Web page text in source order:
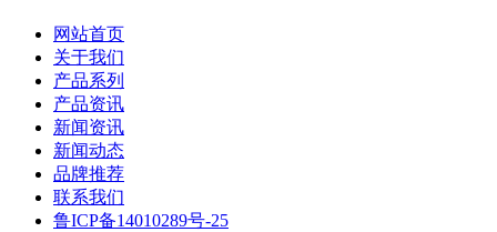
网站首页
关于我们
产品系列
产品资讯
新闻资讯
新闻动态
品牌推荐
联系我们
鲁ICP备14010289号-25